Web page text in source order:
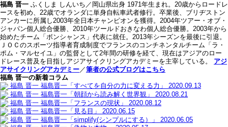
福島 晋一 ふくしま しんいち／岡山県出身 1971年生まれ。20歳からロードレ
ースを初め、22歳でオランダに単身自転車武者修行。卒業後、ブリヂストン
アンカーに所属し2003年全日本チャンピオンを獲得。2004年ツアー・オブ・
ジャパン個人総合優勝、2010年ツールドおきなわ個人総合優勝。2003年から
始めたチーム「ボンシャンス」代表に就任。2013年シーズンを最後に引退。
ＪＯＣのスポーツ指導者育成制度でフランスのコンチネンタルチーム「ラ・
ポム・マルセイユ」の監督として2年間の研修を経て、現在はアジアのロー
ドレース普及を目指しアジアサイクリングアカデミーを主宰している。 アジ
アサイクリングアカデミー／筆者の公式ブログはこちら
福島 晋一の新着コラム
福島 晋一 福島晋一「すべてを自分の力に変える力」
2020.09.13
福島 晋一 福島晋一「朝顔から読み解く世界観」
2020.08.21
福島 晋一 福島晋一「フランスの現状」
2020.08.12
福島 晋一 福島晋一「見る目」
2020.06.15
福島 晋一 福島晋一「simplify(シンプルにする）」
2020.06.05